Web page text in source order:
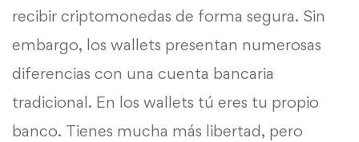
recibir criptomonedas de forma segura. Sin
embargo, los wallets presentan numerosas
diferencias con una cuenta bancaria
tradicional. En los wallets tú eres tu propio
banco. Tienes mucha más libertad, pero